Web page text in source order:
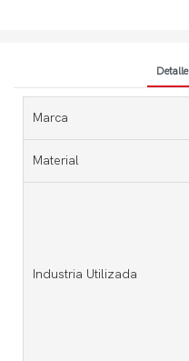
Marca
Material
Industria Utilizada